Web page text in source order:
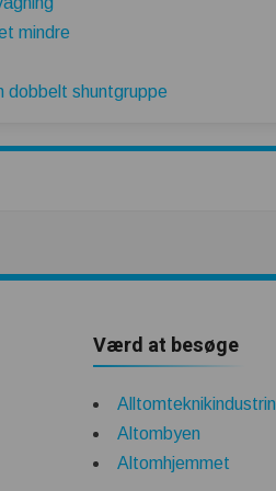
mindre
shuntgruppe
Værd at besøge
Alltomteknikindustrin
Altombyen
Altomhjemmet